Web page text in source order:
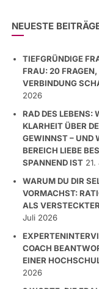
NEUESTE
TIEFGRÜNDIGE
FRAU: 20 FRAGEN,
VERBINDUNG
2026
RAD DES LEBENS:
KLARHEIT ÜBER
GEWINNST – UND
BEREICH LIEBE
SPANNEND IST
WARUM DU DIR
VORMACHST:
ALS
Juli 2026
COACH
EINER
2026